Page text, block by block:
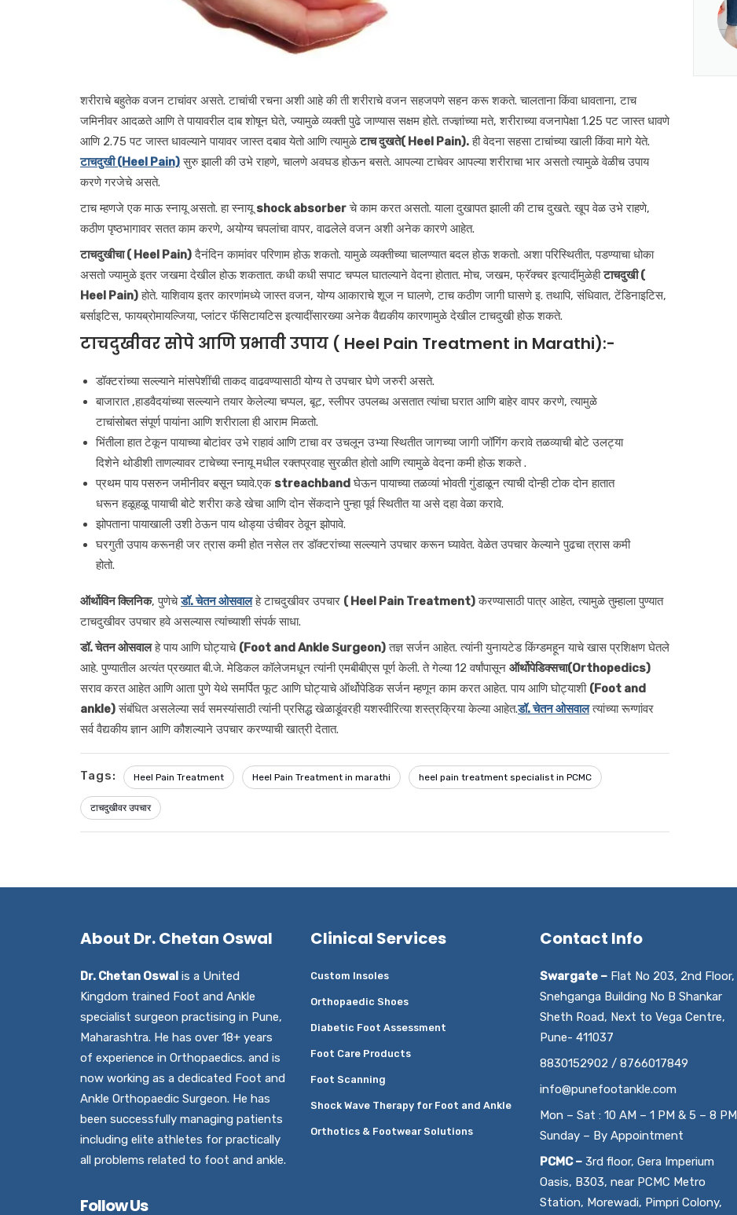
शरीराचे बहुतेक वजन टाचांवर असते. टाचांची रचना अशी आहे की ती शरीराचे वजन सहजपणे सहन करू शकते. चालताना किंवा धावताना, टाच
जमिनीवर आदळते आणि ते पायावरील दाब शोषून घेते, ज्यामुळे व्यक्ती पुढे जाण्यास सक्षम होते. तज्ज्ञांच्या मते, शरीराच्या वजनापेक्षा 1.25 पट जास्त धावणे
आणि 2.75 पट जास्त धावल्याने पायावर जास्त दबाव येतो आणि त्यामुळेटाच दुखते( Heel Pain).ही वेदना सहसा टाचांच्या खाली किंवा मागे येते.
टाचदुखी (Heel Pain)सुरु झाली की उभे राहणे, चालणे अवघड होऊन बसते. आपल्या टाचेवर आपल्या शरीराचा भार असतो त्यामुळे वेळीच उपाय
करणे गरजेचे असते.
टाच म्हणजे एक माऊ स्नायू असतो. हा स्नायूshock absorberचे काम करत असतो. याला दुखापत झाली की टाच दुखते. खूप वेळ उभे राहणे,
कठीण पृष्ठभागावर सतत काम करणे, अयोग्य चपलांचा वापर, वाढलेले वजन अशी अनेक कारणे आहेत.
टाचदुखीचा ( Heel Pain)दैनंदिन कामांवर परिणाम होऊ शकतो. यामुळे व्यक्तीच्या चालण्यात बदल होऊ शकतो. अशा परिस्थितीत, पडण्याचा धोका
असतो ज्यामुळे इतर जखमा देखील होऊ शकतात. कधी कधी सपाट चप्पल घातल्याने वेदना होतात. मोच, जखम, फ्रॅक्चर इत्यादींमुळेहीटाचदुखी (
Heel Pain)होते. याशिवाय इतर कारणांमध्ये जास्त वजन, योग्य आकाराचे शूज न घालणे, टाच कठीण जागी घासणे इ. तथापि, संधिवात, टेंडिनाइटिस,
बर्साइटिस, फायब्रोमायल्जिया, प्लांटर फॅसिटायटिस इत्यादींसारख्या अनेक वैद्यकीय कारणामुळे देखील टाचदुखी होऊ शकते.
टाचदुखीवर सोपे आणि प्रभावी उपाय ( Heel Pain Treatment in Marathi):-
डॉक्टरांच्या सल्ल्याने मांसपेशींची ताकद वाढवण्यासाठी योग्य ते उपचार घेणे जरुरी असते.
बाजारात ,हाडवैदयांच्या सल्ल्याने तयार केलेल्या चप्पल, बूट, स्लीपर उपलब्ध असतात त्यांचा घरात आणि बाहेर वापर करणे, त्यामुळे
टाचांसोबत संपूर्ण पायांना आणि शरीराला ही आराम मिळतो.
भिंतीला हात टेकून पायाच्या बोटांवर उभे राहावं आणि टाचा वर उचलून उभ्या स्थितीत जागच्या जागी जॉगिंग करावे तळव्याची बोटे उलट्या
दिशेने थोडीशी ताणल्यावर टाचेच्या स्नायू मधील रक्तप्रवाह सुरळीत होतो आणि त्यामुळे वेदना कमी होऊ शकते .
प्रथम पाय पसरुन जमीनीवर बसून घ्यावे.एक streachbandघेऊन पायाच्या तळव्यां भोवती गुंडाळून त्याची दोन्ही टोक दोन हातात
धरून हळूहळू पायाची बोटे शरीरा कडे खेचा आणि दोन सेंकदाने पुन्हा पूर्व स्थितीत या असे दहा वेळा करावे.
झोपताना पायाखाली उशी ठेऊन पाय थोड्या उंचीवर ठेवून झोपावे.
घरगुती उपाय करूनही जर त्रास कमी होत नसेल तर डॉक्टरांच्या सल्ल्याने उपचार करून घ्यावेत. वेळेत उपचार केल्याने पुढचा त्रास कमी
होतो.
ऑर्थोविन क्लिनिक, पुणेचेडॉ. चेतन ओसवालहे टाचदुखीवर उपचार ( Heel Pain Treatment)करण्यासाठी पात्र आहेत, त्यामुळे तुम्हाला पुण्यात
टाचदुखीवर उपचार हवे असल्यास त्यांच्याशी संपर्क साधा.
डॉ. चेतन ओसवालहे पाय आणि घोट्याचे (Foot and Ankle Surgeon)तज्ञ सर्जन आहेत. त्यांनी युनायटेड किंग्डमहून याचे खास प्रशिक्षण घेतले
आहे. पुण्यातील अत्यंत प्रख्यात बी.जे. मेडिकल कॉलेजमधून त्यांनी एमबीबीएस पूर्ण केली. ते गेल्या 12 वर्षांपासून ऑर्थोपेडिक्सचा(Orthopedics)
सराव करत आहेत आणि आता पुणे येथे समर्पित फूट आणि घोट्याचे ऑर्थोपेडिक सर्जन म्हणून काम करत आहेत. पाय आणि घोट्याशी (Foot and
ankle)संबंधित असलेल्या सर्व समस्यांसाठी त्यांनी प्रसिद्ध खेळाडूंवरही यशस्वीरित्या शस्त्रक्रिया केल्या आहेत.डॉ. चेतन ओसवालत्यांच्या रूग्णांवर
सर्व वैद्यकीय ज्ञान आणि कौशल्याने उपचार करण्याची खात्री देतात.
Tags: Heel Pain Treatment Heel Pain Treatment in marathi heel pain treatment specialist in PCMC
टाचदुखीवर उपचार
About Dr. Chetan Oswal
Dr. Chetan Oswal is a United
Kingdom trained Foot and Ankle
specialist surgeon practising in Pune,
Maharashtra. He has over 18+ years
of experience in Orthopaedics. and is
now working as a dedicated Foot and
Ankle Orthopaedic Surgeon. He has
been successfully managing patients
including elite athletes for practically
all problems related to foot and ankle.
Follow Us
Clinical Services
Custom Insoles
Orthopaedic Shoes
Diabetic Foot Assessment
Foot Care Products
Foot Scanning
Shock Wave Therapy for Foot and Ankle
Orthotics & Footwear Solutions
Contact Info
Swargate – Flat No 203, 2nd Floor,
Snehganga Building No B Shankar
Sheth Road, Next to Vega Centre,
Pune- 411037
8830152902 / 8766017849
info@punefootankle.com
Mon – Sat : 10 AM – 1 PM & 5 – 8 PM
Sunday – By Appointment
PCMC – 3rd floor, Gera Imperium
Oasis, B303, near PCMC Metro
Station, Morewadi, Pimpri Colony,